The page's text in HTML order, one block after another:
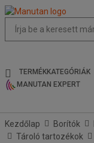
oldal
és
keresési
TERMÉKKATEGÓRIÁK
MANUTAN EXPERT
Kezdőlap Borítók
Tároló tartozékok